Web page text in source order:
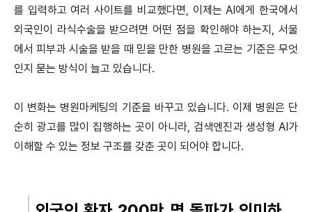
를 입력하고 여러 사이트를 비교했다면, 이제는 AI에게 한국에서
외국인이 라식수술을 받으려면 어떤 점을 확인해야 하는지, 서울
에서 피부과 시술을 받을 때 믿을 만한 병원을 고르는 기준은 무엇
인지 묻는 방식이 늘고 있습니다.
이 변화는 병원마케팅의 기준을 바꾸고 있습니다. 이제 병원은 단
순히 광고를 많이 집행하는 곳이 아니라, 검색엔진과 생성형 AI가
이해할 수 있는 정보 구조를 갖춘 곳이 되어야 합니다.